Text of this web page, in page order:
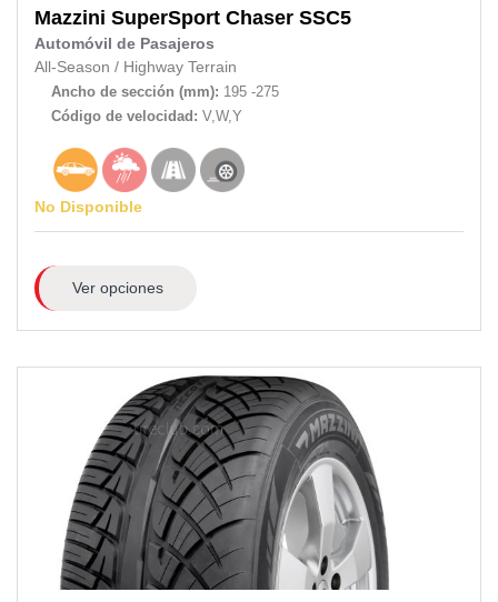
Mazzini SuperSport Chaser SSC5
Automóvil de Pasajeros
All-Season / Highway Terrain
Ancho de sección (mm): 195 -275
Código de velocidad: V,W,Y
No Disponible
Ver opciones